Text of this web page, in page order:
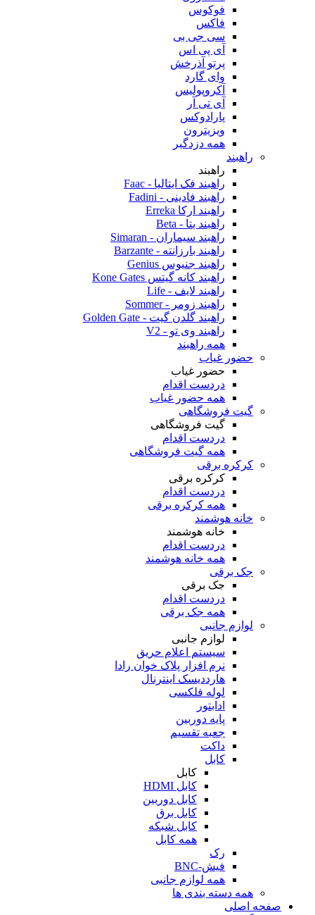
فوکوس
فاکس
سی جی بی
آی پی اس
پرتو آذرخش
وای گارد
آکروپولیس
آی تی آر
پارادوکس
ویزیترون
همه دزدگیر
راهبند
راهبند
راهبند فک ایتالیا - Faac
راهبند فادینی - Fadini
راهبند ارکا Erreka
راهبند بتا - Beta
راهبند سیماران - Simaran
راهبند بارزانته - Barzante
راهبند جنیوس Genius
راهبند کانه گیتس Kone Gates
راهبند لایف - Life
راهبند زومر - Sommer
راهبند گلدن گیت - Golden Gate
راهبند وی تو - V2
همه راهبند
حضور غیاب
حضور غیاب
دردست اقدام
همه حضور غیاب
گیت فروشگاهی
گیت فروشگاهی
دردست اقدام
همه گیت فروشگاهی
کرکره برقی
کرکره برقی
دردست اقدام
همه کرکره برقی
خانه هوشمند
خانه هوشمند
دردست اقدام
همه خانه هوشمند
جک برقی
جک برقی
دردست اقدام
همه جک برقی
لوازم جانبی
لوازم جانبی
سیستم اعلام حریق
نرم افزار پلاک خوان رادا
هارددیسک اینترنال
لوله فلکسی
ادابتور
پایه دوربین
جعبه تقسیم
داکت
کابل
کابل
کابل HDMI
کابل دوربین
کابل برق
کابل شبکه
همه کابل
رک
فیش-BNC
همه لوازم جانبی
همه دسته بندی ها
صفحه اصلی